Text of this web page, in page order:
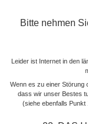
Bitte nehmen
Leider ist Internet in den
Wenn es zu einer Störung
dass wir unser Bestes
(siehe ebenfalls Punkt